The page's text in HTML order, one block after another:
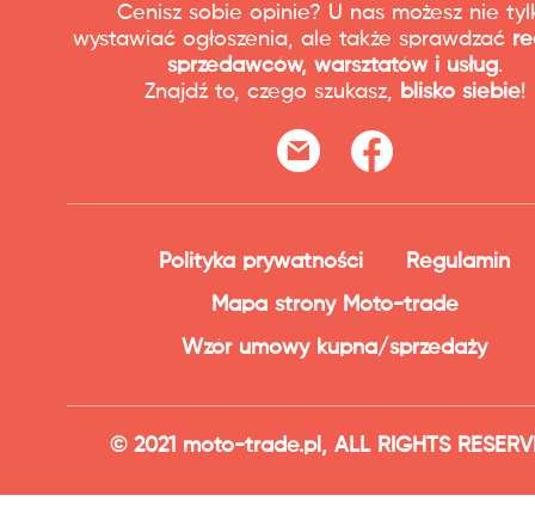
Cenisz sobie opinie? U nas możesz nie
wystawiać ogłoszenia, ale także sprawdzać
sprzedawców, warsztatów i usług.
Znajdź to, czego szukasz, blisko siebie!
Polityka prywatności
Regulamin
Mapa strony Moto-trade
Wzór umowy kupna/sprzedaży
© 2021 moto-trade.pl, ALL RIGHTS